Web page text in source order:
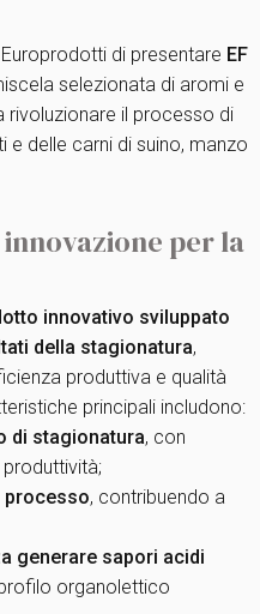
di presentare EF
selezionata di aromi e
rivoluzionare il processo di
e delle carni di suino, manzo
innovazione per la
innovativo sviluppato
della stagionatura,
produttiva e qualità
principali includono:
di stagionatura, con
processo, contribuendo a
generare sapori acidi
organolettico